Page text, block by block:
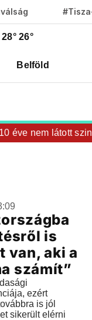
28° 26°
Belföld
éve nem látott
is
van, aki a
számít”
ezért
is jól
sikerült elérni